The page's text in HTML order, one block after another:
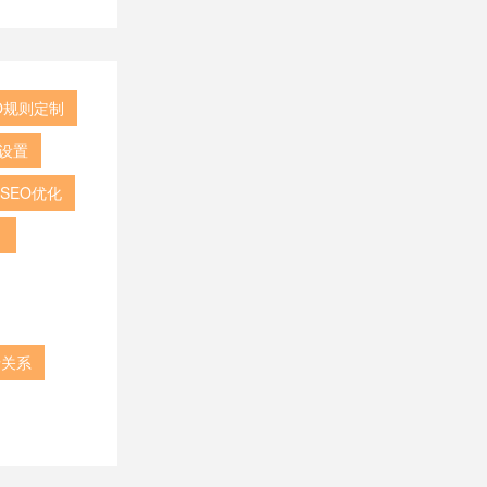
则定制
置
优化
系